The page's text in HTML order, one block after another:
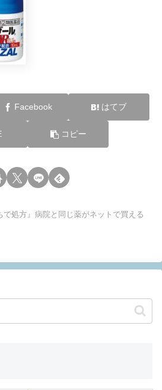
Facebook はてブ
コピー
で処方』病院と同じ薬がネットで買える